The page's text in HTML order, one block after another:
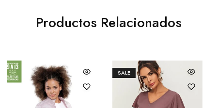
Productos Relacionados
SALE